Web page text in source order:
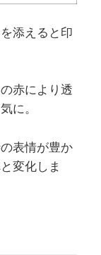
添えると印
赤により透
に。
表情が豊か
変化しま